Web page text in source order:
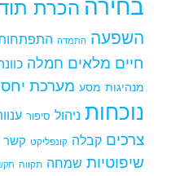
בחירה הכרת
השפעה התמדה
חיים מלאים חמלה
מנהיגות מסע מערכת
נוכחות ניהול סיפור
צרכים קבלה קונפליקט קשר
שיפוטיות שמחה תקווה